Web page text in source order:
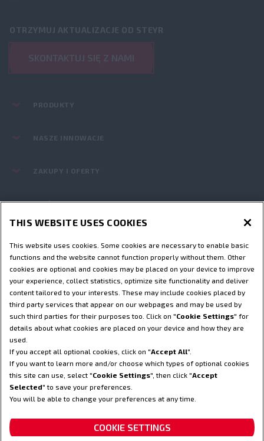
OTRZYMUJ AKTUALIZACJE OD STEYR
SKONTAKTUJ SIĘ Z NAMI
PRODUKTY
NASZE INNOWACJE
ZAKUPY I OFERTY
CZĘŚCI I USŁUGI
Regulamin
Informacje na temat ochrony prywatności
Adres wydawniczy
Cookie Settings
Informacja prawna o Telematyki
© 2025 CNH America LLC. Wszelkie prawa zastrzeżone. Steyr i CNH
Capital są zastrzeżonymi znakami towarowymi CNH America LLC i
wszystkie jej podmioty stowarzyszone.
POWRÓT DO GÓRY!
Partner, na którym możesz
THIS WEBSITE USES COOKIES
This website uses cookies. Some cookies are necessary to enable basic
functions and the website cannot function properly without them. Other
cookies are optional and cookies may be placed on your device to improve
your experience, collect statistics, optimize site functionality and deliver
content tailored to your interests. These may include cookies placed by
third party services that appear on our webpages and may be used by
such third parties for their purposes too. Click on "Cookie Settings" for
details about what cookies are placed on your device and how they are
used.
If you accept all optional cookies, click on "Accept All".
If you want to learn more and/or choose which types of optional cookies
this site can use, select "Cookie Settings", then click "Accept
Selected" to save your preferences.
You will be able to change your preferences at any time.
COOKIE SETTINGS